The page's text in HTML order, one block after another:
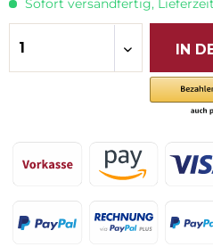
Sofort versandfertig,
IN